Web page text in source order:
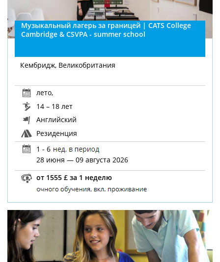
Музыкальный лагерь за границей | CATS College
Cambridge & CSVPA - summer school
Кембридж, Великобритания
лето,
14 – 18 лет
Английский
Резиденция
1 - 6
28 июня — 09 августа 2026
от 1555 £ за 1 неделю